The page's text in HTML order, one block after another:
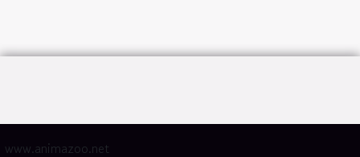
www.animazoo.net